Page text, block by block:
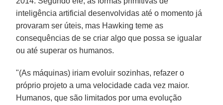
inteligência artificial desenvolvidas até o momento já
provaram ser úteis, mas Hawking teme as
consequências de se criar algo que possa se igualar
ou até superar os humanos.
"(As máquinas) iriam evoluir sozinhas, refazer o
próprio projeto a uma velocidade cada vez maior.
Humanos, que são limitados por uma evolução